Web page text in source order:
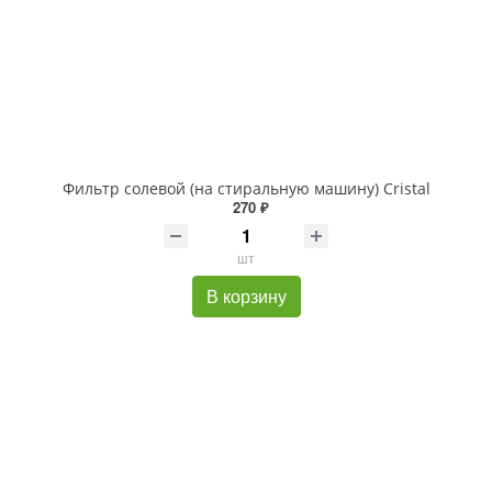
Фильтр солевой (на стиральную машину) Cristal
270 ₽
шт
В корзину